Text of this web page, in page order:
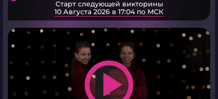
Старт следующей викторины
10 Августа 2026 в 17:04 по МСК
play_arrow